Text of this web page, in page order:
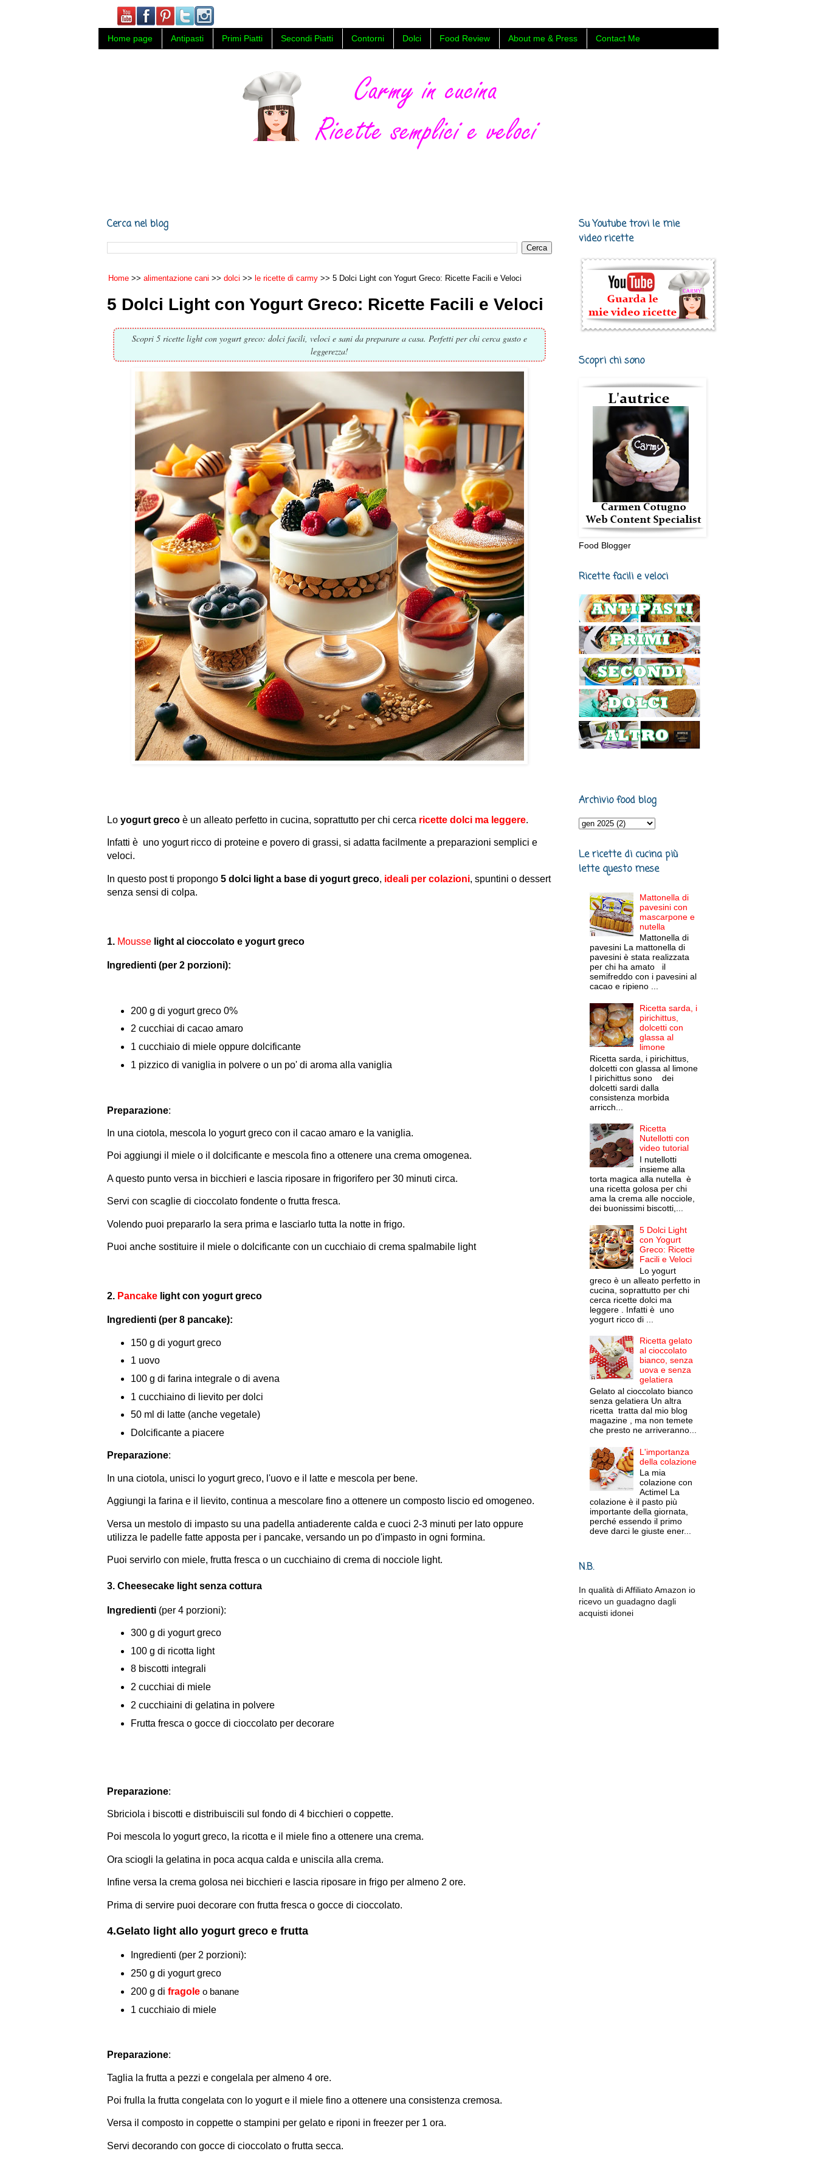
Home page Antipasti Primi Piatti Secondi Piatti Contorni Dolci Food Review About me & Press Contact Me
Cerca nel blog
Home alimentazione cani dolci le ricette di carmy 5 Dolci Light con Yogurt Greco: Ricette Facili e Veloci
5 Dolci Light con Yogurt Greco: Ricette Facili e Veloci
Scopri 5 ricette light con yogurt greco: dolci facili, veloci e sani da preparare a casa. Perfetti per chi cerca gusto e
leggerezza!
Lo yogurt greco è un alleato perfetto in cucina, soprattutto per chi cerca ricette dolci ma leggere.
Infatti è uno yogurt ricco di proteine e povero di grassi, si adatta facilmente a preparazioni semplici e
veloci.
In questo post ti propongo 5 dolci light a base di yogurt greco, ideali per colazioni, spuntini o dessert
senza sensi di colpa.
1. Mousse light al cioccolato e yogurt greco
Ingredienti (per 2 porzioni):
200 g di yogurt greco 0%
2 cucchiai di cacao amaro
1 cucchiaio di miele oppure dolcificante
1 pizzico di vaniglia in polvere o un po' di aroma alla vaniglia
Preparazione:
In una ciotola, mescola lo yogurt greco con il cacao amaro e la vaniglia.
Poi aggiungi il miele o il dolcificante e mescola fino a ottenere una crema omogenea.
A questo punto versa in bicchieri e lascia riposare in frigorifero per 30 minuti circa.
Servi con scaglie di cioccolato fondente o frutta fresca.
Volendo puoi prepararlo la sera prima e lasciarlo tutta la notte in frigo.
Puoi anche sostituire il miele o dolcificante con un cucchiaio di crema spalmabile light
2. Pancake light con yogurt greco
Ingredienti (per 8 pancake):
150 g di yogurt greco
1 uovo
100 g di farina integrale o di avena
1 cucchiaino di lievito per dolci
50 ml di latte (anche vegetale)
Dolcificante a piacere
Preparazione:
In una ciotola, unisci lo yogurt greco, l'uovo e il latte e mescola per bene.
Aggiungi la farina e il lievito, continua a mescolare fino a ottenere un composto liscio ed omogeneo.
Versa un mestolo di impasto su una padella antiaderente calda e cuoci 2-3 minuti per lato oppure
utilizza le padelle fatte apposta per i pancake, versando un po d'impasto in ogni formina.
Puoi servirlo con miele, frutta fresca o un cucchiaino di crema di nocciole light.
3. Cheesecake light senza cottura
Ingredienti (per 4 porzioni):
300 g di yogurt greco
100 g di ricotta light
8 biscotti integrali
2 cucchiai di miele
2 cucchiaini di gelatina in polvere
Frutta fresca o gocce di cioccolato per decorare
Preparazione:
Sbriciola i biscotti e distribuiscili sul fondo di 4 bicchieri o coppette.
Poi mescola lo yogurt greco, la ricotta e il miele fino a ottenere una crema.
Ora sciogli la gelatina in poca acqua calda e uniscila alla crema.
Infine versa la crema golosa nei bicchieri e lascia riposare in frigo per almeno 2 ore.
Prima di servire puoi decorare con frutta fresca o gocce di cioccolato.
4.Gelato light allo yogurt greco e frutta
Ingredienti (per 2 porzioni):
250 g di yogurt greco
200 g di fragoleo banane
1 cucchiaio di miele
Preparazione:
Taglia la frutta a pezzi e congelala per almeno 4 ore.
Poi frulla la frutta congelata con lo yogurt e il miele fino a ottenere una consistenza cremosa.
Versa il composto in coppette o stampini per gelato e riponi in freezer per 1 ora.
Servi decorando con gocce di cioccolato o frutta secca.
Su Youtube trovi le mie
video ricette
Scopri chi sono
Food Blogger
Ricette facili e veloci
Archivio food blog
Le ricette di cucina più
lette questo mese
Mattonella di
pavesini con
mascarpone e
nutella
Mattonella di
pavesini La mattonella di
pavesini è stata realizzata
per chi ha amato il
semifreddo con i pavesini al
cacao e ripieno ...
Ricetta sarda, i
pirichittus,
dolcetti con
glassa al
limone
Ricetta sarda, i pirichittus,
dolcetti con glassa al limone
I pirichittus sono dei
dolcetti sardi dalla
consistenza morbida
arricch...
Ricetta
Nutellotti con
video tutorial
I nutellotti
insieme alla
torta magica alla nutella è
una ricetta golosa per chi
ama la crema alle nocciole,
dei buonissimi biscotti,...
5 Dolci Light
con Yogurt
Greco: Ricette
Facili e Veloci
Lo yogurt
greco è un alleato perfetto in
cucina, soprattutto per chi
cerca ricette dolci ma
leggere . Infatti è uno
yogurt ricco di ...
Ricetta gelato
al cioccolato
bianco, senza
uova e senza
gelatiera
Gelato al cioccolato bianco
senza gelatiera Un altra
ricetta tratta dal mio blog
magazine , ma non temete
che presto ne arriveranno...
L'importanza
della colazione
La mia
colazione con
Actimel La
colazione è il pasto più
importante della giornata,
perché essendo il primo
deve darci le giuste ener...
N.B.
In qualità di Affiliato Amazon io
ricevo un guadagno dagli
acquisti idonei